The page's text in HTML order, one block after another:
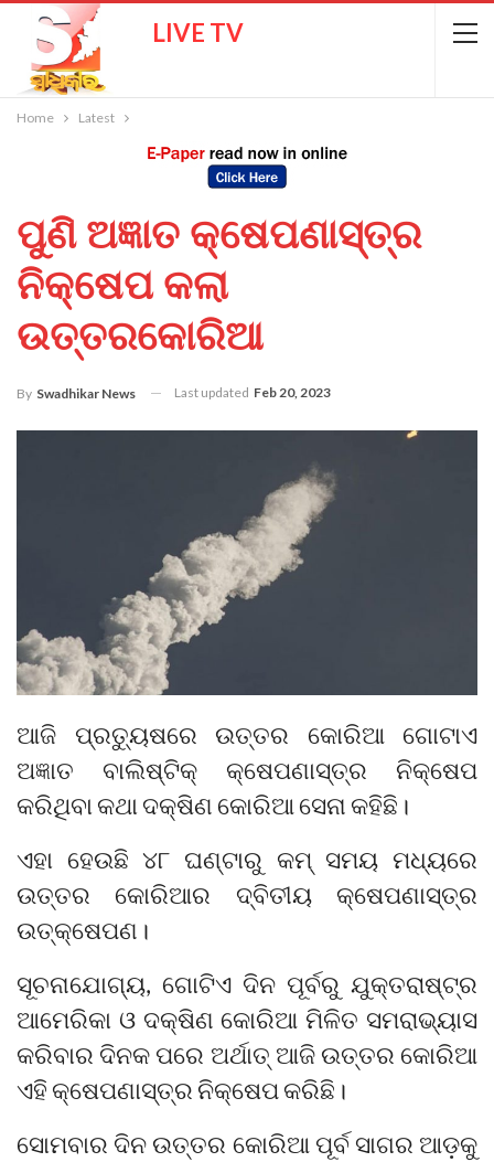
LIVE TV
Home Latest
ପୁଣି ଅଜ୍ଞାତ କ୍ଷେପଣାସ୍ତ୍ର
ନିକ୍ଷେପ କଲା
ଉତ୍ତରକୋରିଆ
By Swadhikar News Last updated Feb 20, 2023
ଆଜି ପ୍ରତ୍ୟୁଷରେ ଉତ୍ତର କୋରିଆ ଗୋଟାଏ
ଅଜ୍ଞାତ ବାଲିଷ୍ଟିକ୍‌ କ୍ଷେପଣାସ୍ତ୍ର ନିକ୍ଷେପ
କରିଥିବା କଥା ଦକ୍ଷିଣ କୋରିଆ ସେନା କହିଛି।
ଏହା ହେଉଛି ୪୮ ଘଣ୍ଟାରୁ କମ୍‌ ସମୟ ମଧ୍ୟରେ
ଉତ୍ତର କୋରିଆର ଦ୍ବିତୀୟ କ୍ଷେପଣାସ୍ତ୍ର
ଉତ୍‌କ୍ଷେପଣ।
ସୂଚନାଯୋଗ୍ୟ, ଗୋଟିଏ ଦିନ ପୂର୍ବରୁ ଯୁକ୍ତରାଷ୍ଟ୍ର
ଆମେରିକା ଓ ଦକ୍ଷିଣ କୋରିଆ ମିଳିତ ସମରାଭ୍ୟାସ
କରିବାର ଦିନକ ପରେ ଅର୍ଥାତ୍‌ ଆଜି ଉତ୍ତର କୋରିଆ
ଏହି କ୍ଷେପଣାସ୍ତ୍ର ନି‌କ୍ଷେପ କରିଛି।
ସୋମବାର ଦିନ ଉତ୍ତର କୋରିଆ ପୂର୍ବ ସାଗର ଆଡ଼କୁ